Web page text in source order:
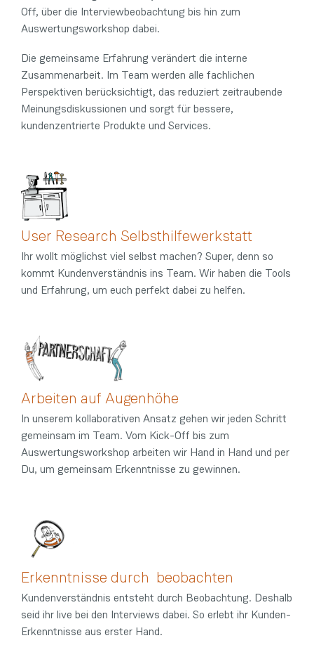
Off, über die Interviewbeobachtung bis hin zum
Auswertungsworkshop dabei.
Die gemeinsame Erfahrung verändert die interne
Zusammenarbeit. Im Team werden alle fachlichen
Perspektiven berücksichtigt, das reduziert zeitraubende
Meinungsdiskussionen und sorgt für bessere,
kundenzentrierte Produkte und Services.
User Research Selbsthilfewerkstatt
Ihr wollt möglichst viel selbst machen? Super, denn so
kommt Kundenverständnis ins Team. Wir haben die Tools
und Erfahrung, um euch perfekt dabei zu helfen.
Arbeiten auf Augenhöhe
In unserem kollaborativen Ansatz gehen wir jeden Schritt
gemeinsam im Team. Vom Kick-Off bis zum
Auswertungsworkshop arbeiten wir Hand in Hand und per
Du, um gemeinsam Erkenntnisse zu gewinnen.
Erkenntnisse durch beobachten
Kundenverständnis entsteht durch Beobachtung. Deshalb
seid ihr live bei den Interviews dabei. So erlebt ihr Kunden-
Erkenntnisse aus erster Hand.